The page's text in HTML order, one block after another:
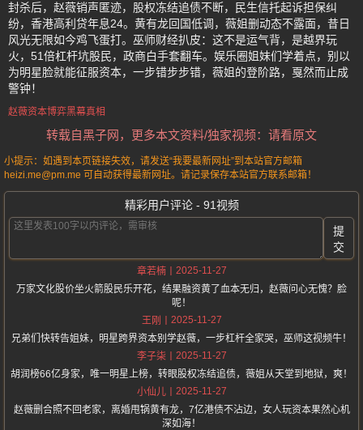
封杀后，赵薇销声匿迹，股权冻结追债不断，民生信托起诉担保纠
纷，香港高利贷年息24。黄有龙回国低调，薇姐删动态不露面，昔日
风光无限如今鸡飞蛋打。巫师财经扒皮：这不是运气背，是越界玩
火，51倍杠杆坑股民，政商白手套翻车。娱乐圈姐妹们学着点，别以
为明星脸就能征服资本，一步错步步错，薇姐的登阶路，戛然而止成
警钟！
赵薇资本博弈黑幕真相
转载自黑子网，更多本文资料/独家视频：请看原文
小提示：如遇到本页链接失效，请发送“我要最新网址”到本站官方邮箱
heizi.me@pm.me 可自动获得最新网址。请记录保存本站官方联系邮箱！
精彩用户评论 - 91视频
提
交
章若楠
2025-11-27
万家文化股价坐火箭股民乐开花，结果融资黄了血本无归，赵薇问心无愧？脸
呢！
王刚
2025-11-27
兄弟们快转告姐妹，明星跨界资本别学赵薇，一步杠杆全家哭，巫师这视频牛！
李子柒
2025-11-27
胡润榜66亿身家，唯一明星上榜，转眼股权冻结追债，薇姐从天堂到地狱，爽！
小仙儿
2025-11-27
赵薇删合照不回老家，离婚甩锅黄有龙，7亿港债不沾边，女人玩资本果然心机
深如海！